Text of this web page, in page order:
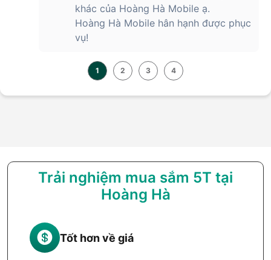
khác của Hoàng Hà Mobile ạ.
Hoàng Hà Mobile hân hạnh được phục
vụ!
1 2 3 4
Trải nghiệm mua sắm 5T tại
Hoàng Hà
Tốt hơn về giá